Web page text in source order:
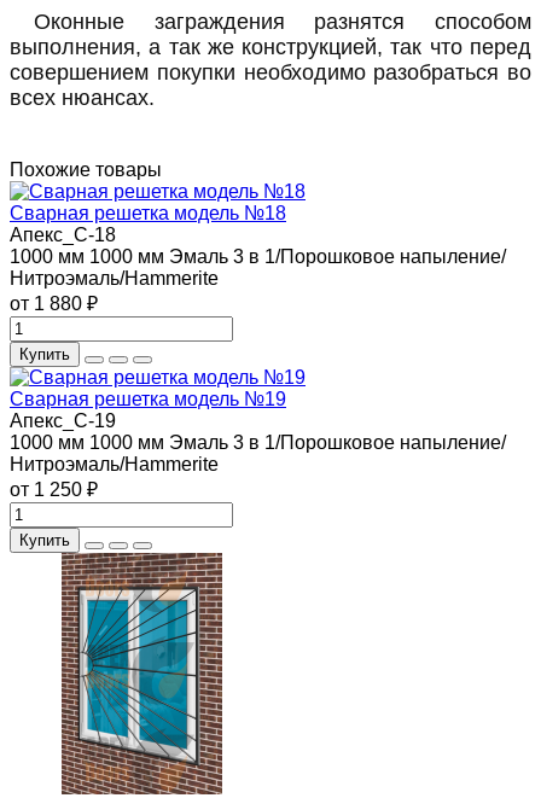
Оконные заграждения разнятся способом
выполнения, а так же конструкцией, так что перед
совершением покупки необходимо разобраться во
всех нюансах.
Похожие товары
Сварная решетка модель №18
Апекс_С-18
1000 мм 1000 мм Эмаль 3 в 1/Порошковое напыление/
Нитроэмаль/Hammerite
от 1 880 ₽
Купить
Сварная решетка модель №19
Апекс_С-19
1000 мм 1000 мм Эмаль 3 в 1/Порошковое напыление/
Нитроэмаль/Hammerite
от 1 250 ₽
Купить